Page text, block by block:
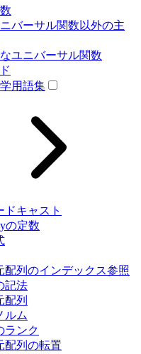
バーサル関数以外の主
ユニバーサル関数
用語集
ドキャスト
の定数
配列のインデックス参照
記法
配列
ルム
ランク
配列の転置